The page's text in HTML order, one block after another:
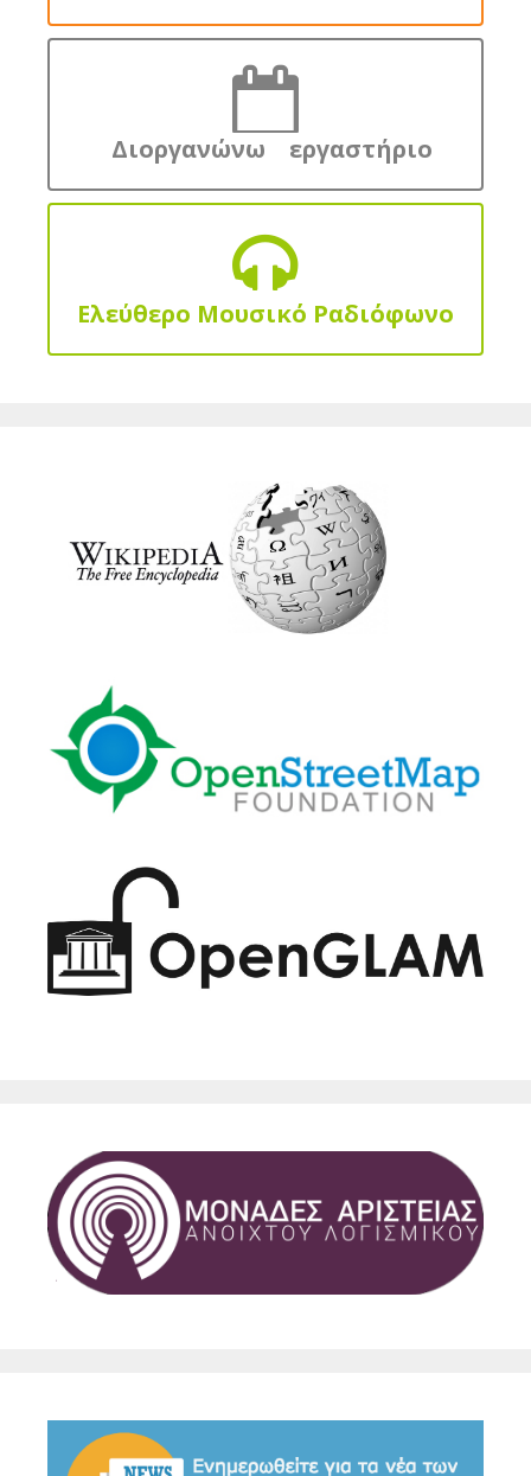
Διοργανώνω εργαστήριο
Ελεύθερο Μουσικό Ραδιόφωνο